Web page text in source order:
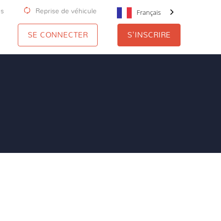
Reprise de véhicule Français
SE CONNECTER S'INSCRIRE